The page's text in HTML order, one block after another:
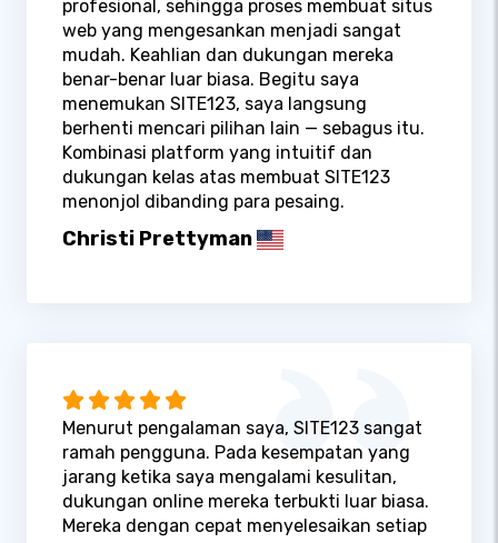
profesional, sehingga proses membuat situs
web yang mengesankan menjadi sangat
mudah. Keahlian dan dukungan mereka
benar-benar luar biasa. Begitu saya
menemukan SITE123, saya langsung
berhenti mencari pilihan lain — sebagus itu.
Kombinasi platform yang intuitif dan
dukungan kelas atas membuat SITE123
menonjol dibanding para pesaing.
Christi Prettyman
Menurut pengalaman saya, SITE123 sangat
ramah pengguna. Pada kesempatan yang
jarang ketika saya mengalami kesulitan,
dukungan online mereka terbukti luar biasa.
Mereka dengan cepat menyelesaikan setiap